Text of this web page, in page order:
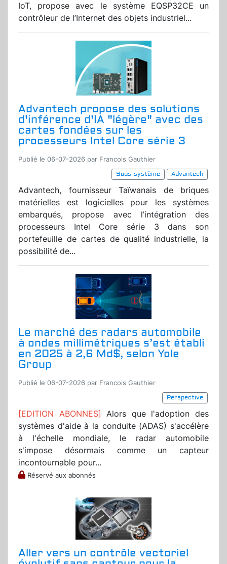
IoT, propose avec le système EQSP32CE un
contrôleur de l’Internet des objets industriel...
Advantech propose des solutions
d'inférence d'IA "légère" avec des
cartes fondées sur les
processeurs Intel Core série 3
Publié le 06-07-2026 par Francois Gauthier
Sous-système
Advantech
Advantech, fournisseur Taïwanais de briques
matérielles est logicielles pour les systèmes
embarqués, propose avec l’intégration des
processeurs Intel Core série 3 dans son
portefeuille de cartes de qualité industrielle, la
possibilité de...
Le marché des radars automobile
à ondes millimétriques s’est établi
en 2025 à 2,6 Md$, selon Yole
Group
Publié le 06-07-2026 par Francois Gauthier
Perspective
[EDITION ABONNES]Alors que l'adoption des
systèmes d'aide à la conduite (ADAS) s'accélère
à l'échelle mondiale, le radar automobile
s'impose désormais comme un capteur
incontournable pour...
Réservé aux abonnés
Aller vers un contrôle vectoriel